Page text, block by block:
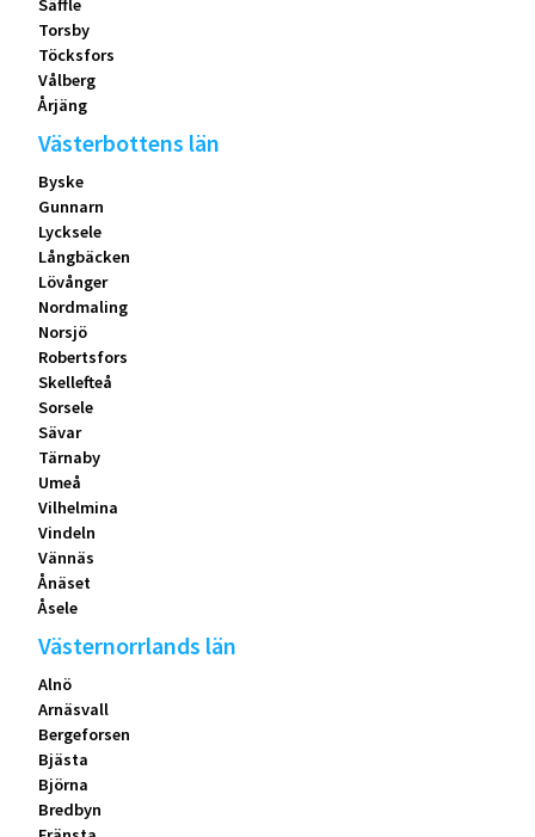
Säffle
Torsby
Töcksfors
Vålberg
Årjäng
Västerbottens län
Byske
Gunnarn
Lycksele
Långbäcken
Lövånger
Nordmaling
Norsjö
Robertsfors
Skellefteå
Sorsele
Sävar
Tärnaby
Umeå
Vilhelmina
Vindeln
Vännäs
Ånäset
Åsele
Västernorrlands län
Alnö
Arnäsvall
Bergeforsen
Bjästa
Björna
Bredbyn